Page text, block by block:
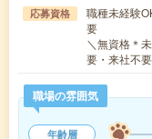
応募資格
職種未経験
要
＼無資格＊
要・来社不
職場の雰囲気
年齢層